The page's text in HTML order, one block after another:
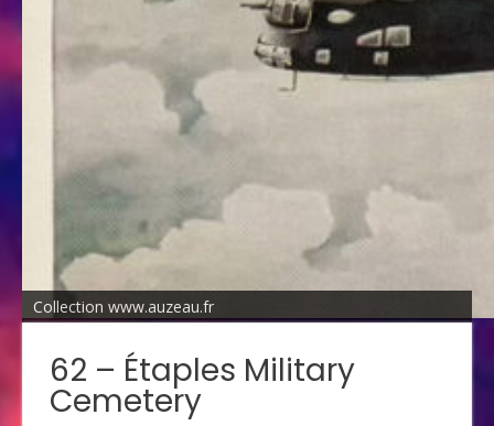
Collection www.auzeau.fr
62 – Étaples Military
Cemetery